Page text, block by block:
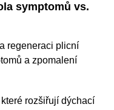
symptomů vs.
regeneraci plicní
a zpomalení
které rozšiřují dýchací